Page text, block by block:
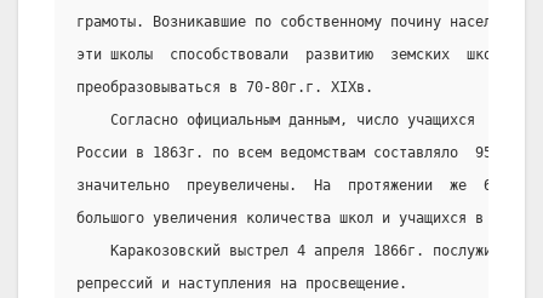
грамоты. Возникавшие по собственному почину
эти школы  способствовали  развитию  земских  школ,
преобразовываться в 70-80г.г. XIXв.
Согласно официальным данным, число учащихся
России в 1863г. по всем ведомствам составляло  954
значительно  преувеличены.  На  протяжении  же  60-х
большого увеличения количества школ и учащихся в них.
Каракозовский выстрел 4 апреля 1866г. послужил
репрессий и наступления на просвещение.